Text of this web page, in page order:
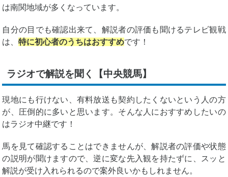
は南関地域が多くなっています。
自分の目でも確認出来て、解説者の評価も聞けるテレビ観戦
は、特に初心者のうちはおすすめです！
ラジオで解説を聞く【中央競馬】
現地にも行けない、有料放送も契約したくないという人の方
が、圧倒的に多いと思います。そんな人におすすめしたいの
はラジオ中継です！
馬を見て確認することはできませんが、解説者の評価や状態
の説明が聞けますので、逆に変な先入観を持たずに、スッと
解説が受け入れられるので案外良いかもしれません。